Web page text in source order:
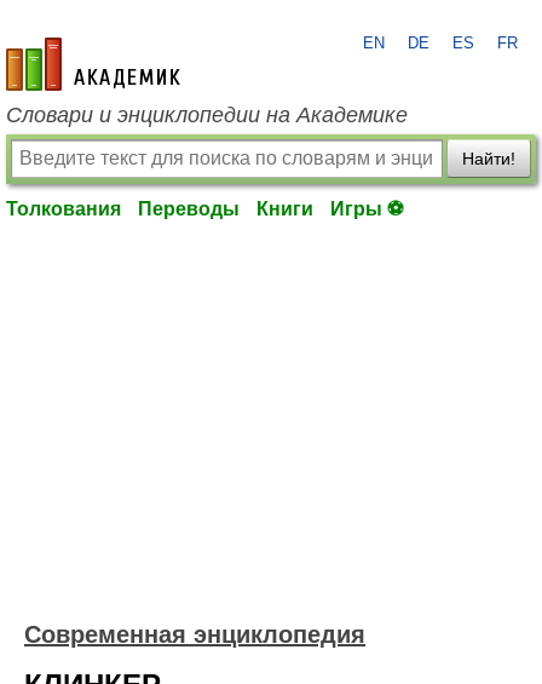
academic.ru
EN DE ES FR
Словари и энциклопедии на Академике
Найти!
Толкования Переводы Книги Игры ⚽
Современная энциклопедия